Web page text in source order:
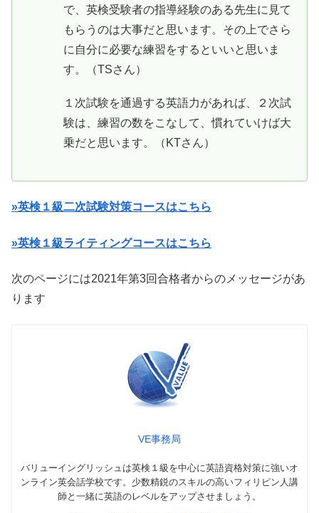
で、英検受験者の指導経験のある先生に見て
もらうのは大事だと思います。その上でさら
に自分に必要な練習をするといいと思いま
す。（TSさん）
１次試験を通過する英語力があれば、２次試
験は、練習の数をこなして、慣れていけば大
乗だと思います。（KTさん）
»英検１級二次試験対策コースはこちら
»英検１級ライティングコースはこちら
次のページには2021年第3回合格者からのメッセージがあ
ります
VE事務局
バリューイングリッシュは英検１級を中心に英語資格対策に強いオ
ンライン英会話学校です。少数精鋭のスキルの高いフィリピン人講
師と一緒に英語のレベルをアップさせましょう。